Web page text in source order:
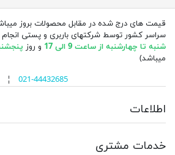
قیمت های درج شده در مقابل محصولات بروز
سراسر کشور توسط شرکتهای باربری و پستی انجام
شنبه تا چهارشنبه از ساعت 9 الی 17
و روز پنجشنبه
میباشد)
¦ 021-44432685
اطلاعات
خدمات مشتری